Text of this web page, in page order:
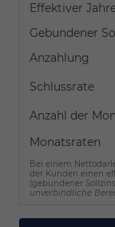
Effektiver
Gebundener
Anzahlung
Schlussrate
Anzahl der
Monatsraten
Bei einem
der Kunden einen
(gebundener
unverbindliche